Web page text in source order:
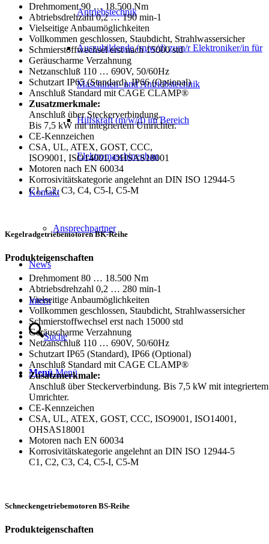
Antriebstechnik
Auszubildende (m/w/d) zum/r Elektroniker/in für
Maschinen- und Antriebstechnik
Hilfskraft (m/w/d) im Bereich
Elektromaschinenbau
Kontakt
Ansprechpartner
News
Intern
Suche
Menü Menü
Drehmoment 90 … 18.500 Nm
Abtriebsdrehzahl 0,2 … 190 min-1
Vielseitige Anbaumöglichkeiten
Vollkommen geschlossen, Staubdicht, Strahlwassersicher
Schmierstoffwechsel erst nach 15000 std
Geräuscharme Verzahnung
Netzanschluß 110 … 690V, 50/60Hz
Schutzart IP65 (Standard), IP66 (Optional)
Anschluß Standard mit CAGE CLAMP®
Zusatzmerkmale:
Anschluß über Steckerverbindung.
Bis 7,5 kW mit integriertem Umrichter.
CE-Kennzeichen
CSA, UL, ATEX, GOST, CCC,
ISO9001, ISO14001, OHSAS18001
Motoren nach EN 60034
Korrosivitätskategorie angelehnt an DIN ISO 12944-5
C1, C2, C3, C4, C5-I, C5-M
Kegelradgetriebemotoren BK-Reihe
Produkteigenschaften
Drehmoment 80 … 18.500 Nm
Abtriebsdrehzahl 0,2 … 280 min-1
Vielseitige Anbaumöglichkeiten
Vollkommen geschlossen, Staubdicht, Strahlwassersicher
Schmierstoffwechsel erst nach 15000 std
Geräuscharme Verzahnung
Netzanschluß 110 … 690V, 50/60Hz
Schutzart IP65 (Standard), IP66 (Optional)
Anschluß Standard mit CAGE CLAMP®
Zusatzmerkmale:
Anschluß über Steckerverbindung. Bis 7,5 kW mit integriertem
Umrichter.
CE-Kennzeichen
CSA, UL, ATEX, GOST, CCC, ISO9001, ISO14001,
OHSAS18001
Motoren nach EN 60034
Korrosivitätskategorie angelehnt an DIN ISO 12944-5
C1, C2, C3, C4, C5-I, C5-M
Schneckengetriebemotoren BS-Reihe
Produkteigenschaften